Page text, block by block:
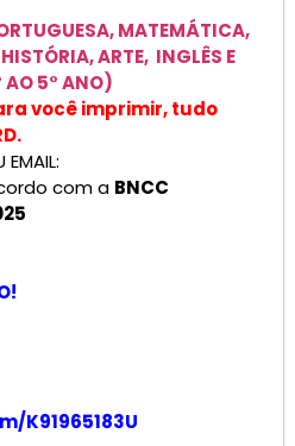
MATEMÁTICA,
ARTE, INGLÊS E
AO 5° ANO)
você imprimir, tudo
EMAIL:
com a BNCC
K91965183U